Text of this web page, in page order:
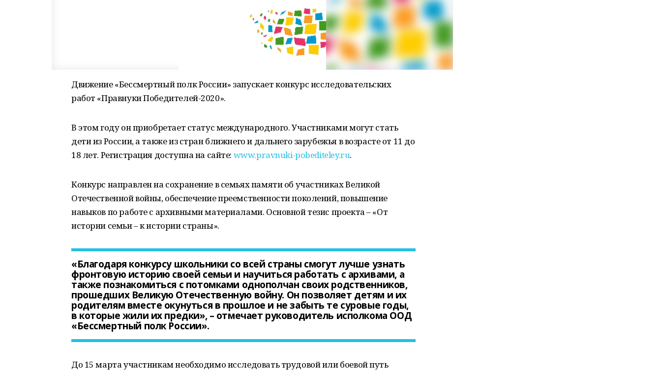
Движение «Бессмертный полк России» запускает конкурс исследовательских
работ «Правнуки Победителей-2020».
В этом году он приобретает статус международного. Участниками могут стать
дети из России, а также из стран ближнего и дальнего зарубежья в возрасте от 11 до
18 лет. Регистрация доступна на сайте: www.pravnuki-pobediteley.ru.
Конкурс направлен на сохранение в семьях памяти об участниках Великой
Отечественной войны, обеспечение преемственности поколений, повышение
навыков по работе с архивными материалами. Основной тезис проекта – «От
истории семьи – к истории страны».
«Благодаря конкурсу школьники со всей страны смогут лучше узнать
фронтовую историю своей семьи и научиться работать с архивами, а
также познакомиться с потомками однополчан своих родственников,
прошедших Великую Отечественную войну. Он позволяет детям и их
родителям вместе окунуться в прошлое и не забыть те суровые годы,
в которые жили их предки», – отмечает руководитель исполкома ООД
«Бессмертный полк России».
До 15 марта участникам необходимо исследовать трудовой или боевой путь